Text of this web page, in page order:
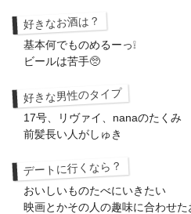
好きなお酒は？
基本何でものめるーっ❕
ビールは苦手🥺
好きな男性のタイプ
17号、リヴァイ、nanaのたくみ
前髪長い人がしゅき
デートに行くなら？
おいしいものたべにいきたい
映画とかその人の趣味に合わせ